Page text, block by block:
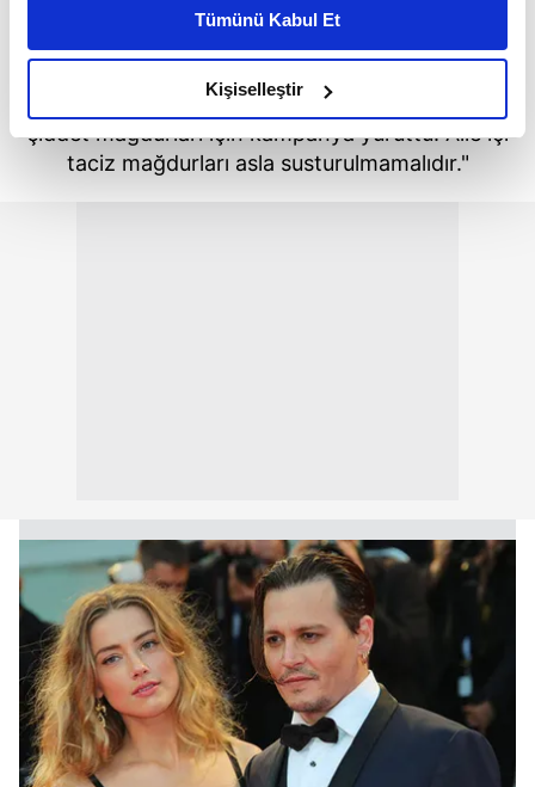
daha iyi reklam deneyimi yaşatabiliriz. Bunu yaparken
amacımızın size daha iyi bir reklam deneyimi sunmak
olduğunu ve sizlere en iyi içerikleri sunabilmek adına
elimizden gelen çabayı gösterdiğimizi ve bu noktada,
reklamların maliyetlerimizi karşılamak noktasında tek gelir
kalemimiz olduğunu sizlere hatırlatmak isteriz.
reklam/pazarlama faaliyetlerinin yapılması, amaçlarıyla
sınırlı olarak açık rızanız dahilinde kullanılacaktır.
Çerezlere ilişkin tercihlerinizi aşağıda yer alan panel
vasıtasıyla belirleyebilirsiniz. Çerezlere ilişkin detaylı bilgi
için Ayarlar butonuna tıklayabilir,Çerez Bilgilendirme
Metnimiziziyaret edebilirsiniz.
6698 sayılı Kişisel Verilerin Korunması Kanunu uyarınca
Tümünü Kabul Et
Kişiselleştir
The Sun gazetesinin sözcüsü kararın ardından
Sun direndi ve yirmi yılı aşkın süredir aile içi
şiddet mağdurları için kampanya yürüttü. Aile içi
taciz mağdurları asla susturulmamalıdır."